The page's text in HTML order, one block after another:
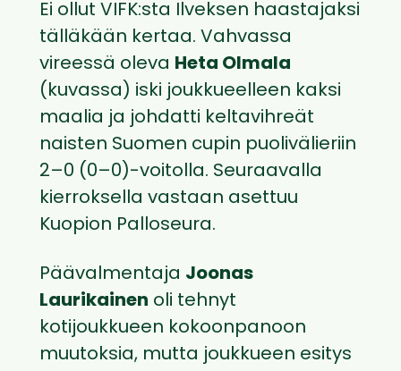
Ei ollut VIFK:sta Ilveksen haastajaksi
tälläkään kertaa. Vahvassa
vireessä oleva Heta Olmala
(kuvassa) iski joukkueelleen kaksi
maalia ja johdatti keltavihreät
naisten Suomen cupin puolivälieriin
2–0 (0–0)-voitolla. Seuraavalla
kierroksella vastaan asettuu
Kuopion Palloseura.
Päävalmentaja Joonas
Laurikainen oli tehnyt
kotijoukkueen kokoonpanoon
muutoksia, mutta joukkueen esitys